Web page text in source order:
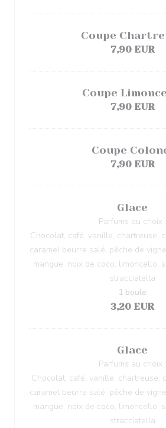
Coupe
7,90 EUR
Coupe
7,90 EUR
Coupe
7,90 EUR
Glace
Parfums au choix :
Chocolat, café, vanille, chartreuse,
caramel beurre salé, pêche de
mangue, noix de coco, limoncello,
stracciatella
3,20 EUR
1 boule
Glace
Parfums au choix :
Chocolat, café, vanille, chartreuse,
caramel beurre salé, pêche de
mangue, noix de coco, limoncello,
stracciatella